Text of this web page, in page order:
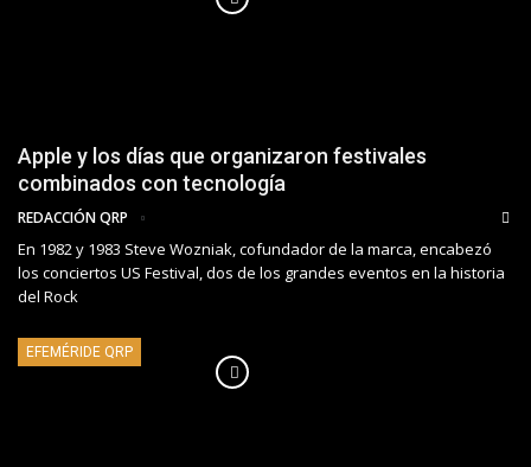
Apple y los días que organizaron festivales
combinados con tecnología
REDACCIÓN QRP
En 1982 y 1983 Steve Wozniak, cofundador de la marca, encabezó
los conciertos US Festival, dos de los grandes eventos en la historia
del Rock
EFEMÉRIDE QRP